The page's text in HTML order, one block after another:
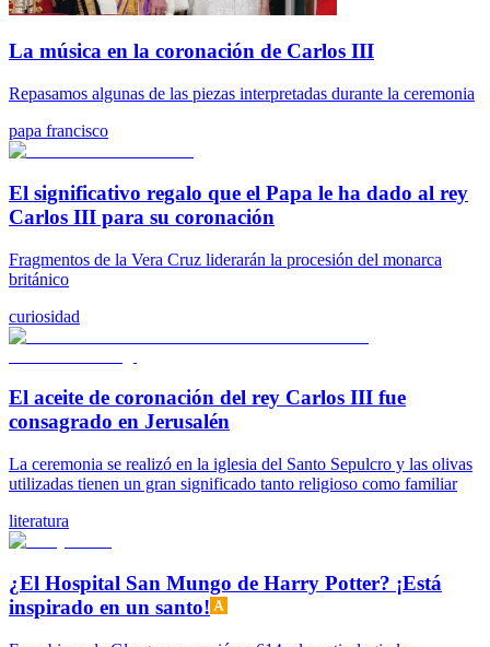
La música en la coronación de Carlos III
Repasamos algunas de las piezas interpretadas durante la ceremonia
papa francisco
El significativo regalo que el Papa le ha dado al rey
Carlos III para su coronación
Fragmentos de la Vera Cruz liderarán la procesión del monarca
británico
curiosidad
El aceite de coronación del rey Carlos III fue
consagrado en Jerusalén
La ceremonia se realizó en la iglesia del Santo Sepulcro y las olivas
utilizadas tienen un gran significado tanto religioso como familiar
literatura
¿El Hospital San Mungo de Harry Potter? ¡Está
inspirado en un santo!